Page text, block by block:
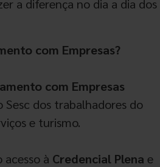
a diferença no dia a dia dos
com Empresas?
com Empresas
Sesc dos trabalhadores do
e turismo.
à Credencial Plena e